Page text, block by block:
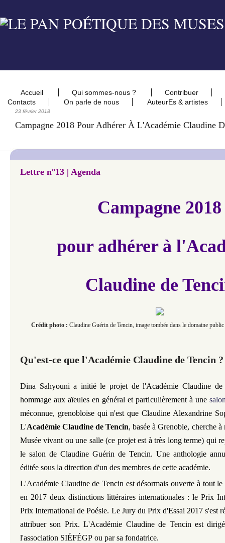
Accueil Qui sommes-nous ?
Contribuer
Contacts
On parle de nous AuteurEs & artistes
23 février 2018
Campagne 2018 Pour Adhérer À L'Académie Claudine
Lettre n°13 | Agenda
Campagne 2018
pour adhérer à
Claudine de
Crédit photo : Claudine Guérin de Tencin, image tombée dans le domaine
Qu'est-ce que l'Académie Claudine de Tencin ?
Dina Sahyouni a initié le projet de l'Académie Claudine
hommage aux aïeules en général et particulièrement à une
méconnue, grenobloise qui n'est que Claudine Alexandrine
L'Académie Claudine de Tencin, basée à Grenoble, cherche
Musée vivant ou une salle (ce projet est à très long terme) qui
le salon de Claudine Guérin de Tencin. Une anthologie
éditée sous la direction d'un des membres de cette académie.
L'Académie Claudine de Tencin est désormais ouverte à tout
en 2017 deux distinctions littéraires internationales : le Prix
Prix International de Poésie. Le Jury du Prix d'Essai 2017 s'est
attribuer son Prix. L'Académie Claudine de Tencin est
l'association SIÉFÉGP ou par sa fondatrice.